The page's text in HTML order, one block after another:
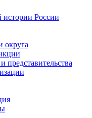
России
округа
представительства